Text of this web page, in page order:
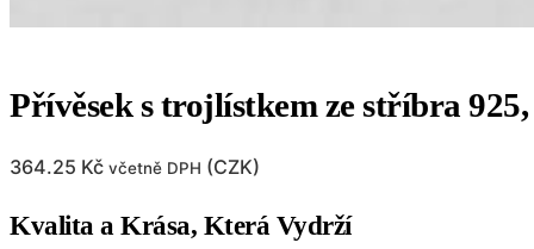
Přívěsek s trojlístkem ze stříbra
364.25 Kč včetně DPH (CZK)
Kvalita a Krása, Která Vydrží